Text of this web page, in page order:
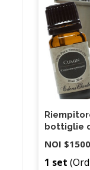
bottiglie
prezzo
NOI
1 set